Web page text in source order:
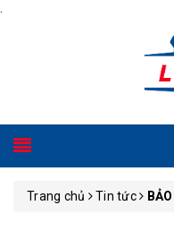
Trang chủ Tin tức